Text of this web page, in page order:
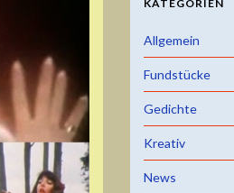
KATEGORIEN
Allgemein
Fundstücke
Gedichte
Kreativ
News